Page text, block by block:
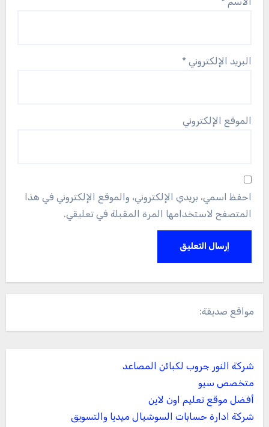
البريد الإلكتروني *
الموقع الإلكتروني
احفظ اسمي، بريدي الإلكتروني، والموقع الإلكتروني في هذا
المتصفح لاستخدامها المرة المقبلة في تعليقي.
مواقع صديقة:
شركة النور جروب لكبائن المصاعد
متخصص سيو
أفضل موقع تعليم اون لاين
شركة ادارة حسابات السوشيال ميديا والتسويق